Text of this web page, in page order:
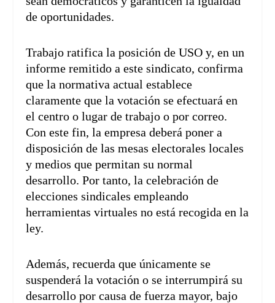
de oportunidades.
Trabajo ratifica la posición de USO y, en un
informe remitido a este sindicato, confirma
que la normativa actual establece
claramente que la votación se efectuará en
el centro o lugar de trabajo o por correo.
Con este fin, la empresa deberá poner a
disposición de las mesas electorales locales
y medios que permitan su normal
desarrollo. Por tanto, la celebración de
elecciones sindicales empleando
herramientas virtuales no está recogida en la
ley.
Además, recuerda que únicamente se
suspenderá la votación o se interrumpirá su
desarrollo por causa de fuerza mayor, bajo